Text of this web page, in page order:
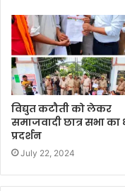
विद्युत कटौती को लेकर
समाजवादी छात्र सभा का
प्रदर्शन
July 22, 2024